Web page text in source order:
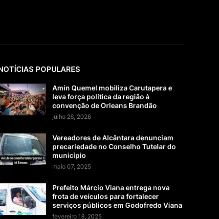
POPULARES
Amin Quemel mobiliza Carutapera e
leva força política da região à
convenção de Orleans Brandão
julho 26, 2026
Vereadores de Alcântara denunciam
precariedade no Conselho Tutelar do
município
maio 07, 2025
Prefeito Márcio Viana entrega nova
frota de veículos para fortalecer
serviços públicos em Godofredo Viana
fevereiro 18, 2025